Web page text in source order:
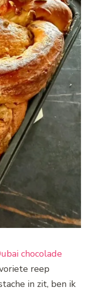
chocolade
reep
in zit, ben ik